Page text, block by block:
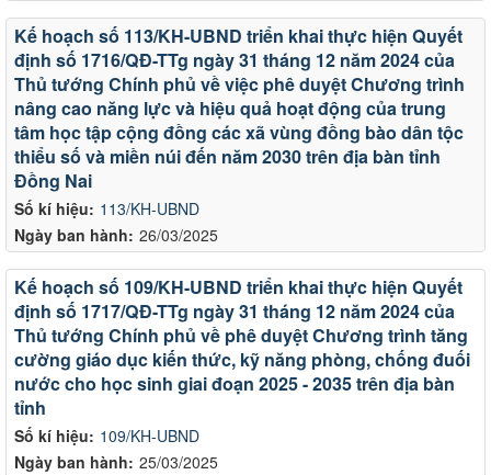
Số kí hiệu: 113/KH-UBND
Ngày ban hành: 26/03/2025
Kế hoạch số 113/KH-UBND triển khai thực hiện Quyết
định số 1716/QĐ-TTg ngày 31 tháng 12 năm 2024 của
Thủ tướng Chính phủ về việc phê duyệt Chương trình
nâng cao năng lực và hiệu quả hoạt động của trung
tâm học tập cộng đồng các xã vùng đồng bào dân tộc
thiểu số và miền núi đến năm 2030 trên địa bàn tỉnh
Đồng Nai
Số kí hiệu: 109/KH-UBND
Ngày ban hành: 25/03/2025
Kế hoạch số 109/KH-UBND triển khai thực hiện Quyết
định số 1717/QĐ-TTg ngày 31 tháng 12 năm 2024 của
Thủ tướng Chính phủ về phê duyệt Chương trình tăng
cường giáo dục kiến thức, kỹ năng phòng, chống đuối
nước cho học sinh giai đoạn 2025 - 2035 trên địa bàn
tỉnh